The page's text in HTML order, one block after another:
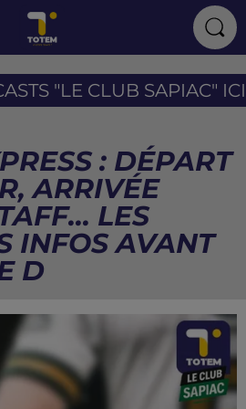
"LE CLUB SAPIAC"
: DÉPART
ARRIVÉE
LES
INFOS AVANT
D